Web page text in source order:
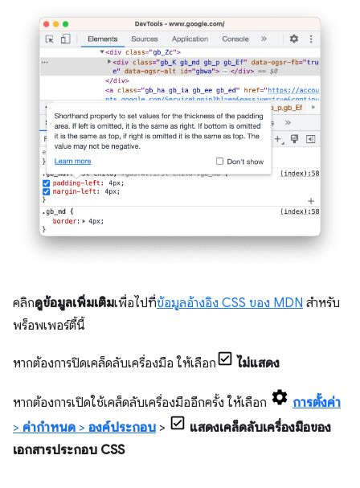
คลิกดูข้อมูลเพิ่มเติมเพื่อไปที่ข้อมูลอ้างอิง CSS ของ MDN สำหรับ
พร็อพเพอร์ตี้นี้
หากต้องการปิดเคล็ดลับเครื่องมือ ให้เลือก ไม่แสดง
หากต้องการเปิดใช้เคล็ดลับเครื่องมืออีกครั้ง ให้เลือก
การตั้งค่า
> ค่ากําหนด > องค์ประกอบ >
แสดงเคล็ดลับเครื่องมือของ
เอกสารประกอบ CSS